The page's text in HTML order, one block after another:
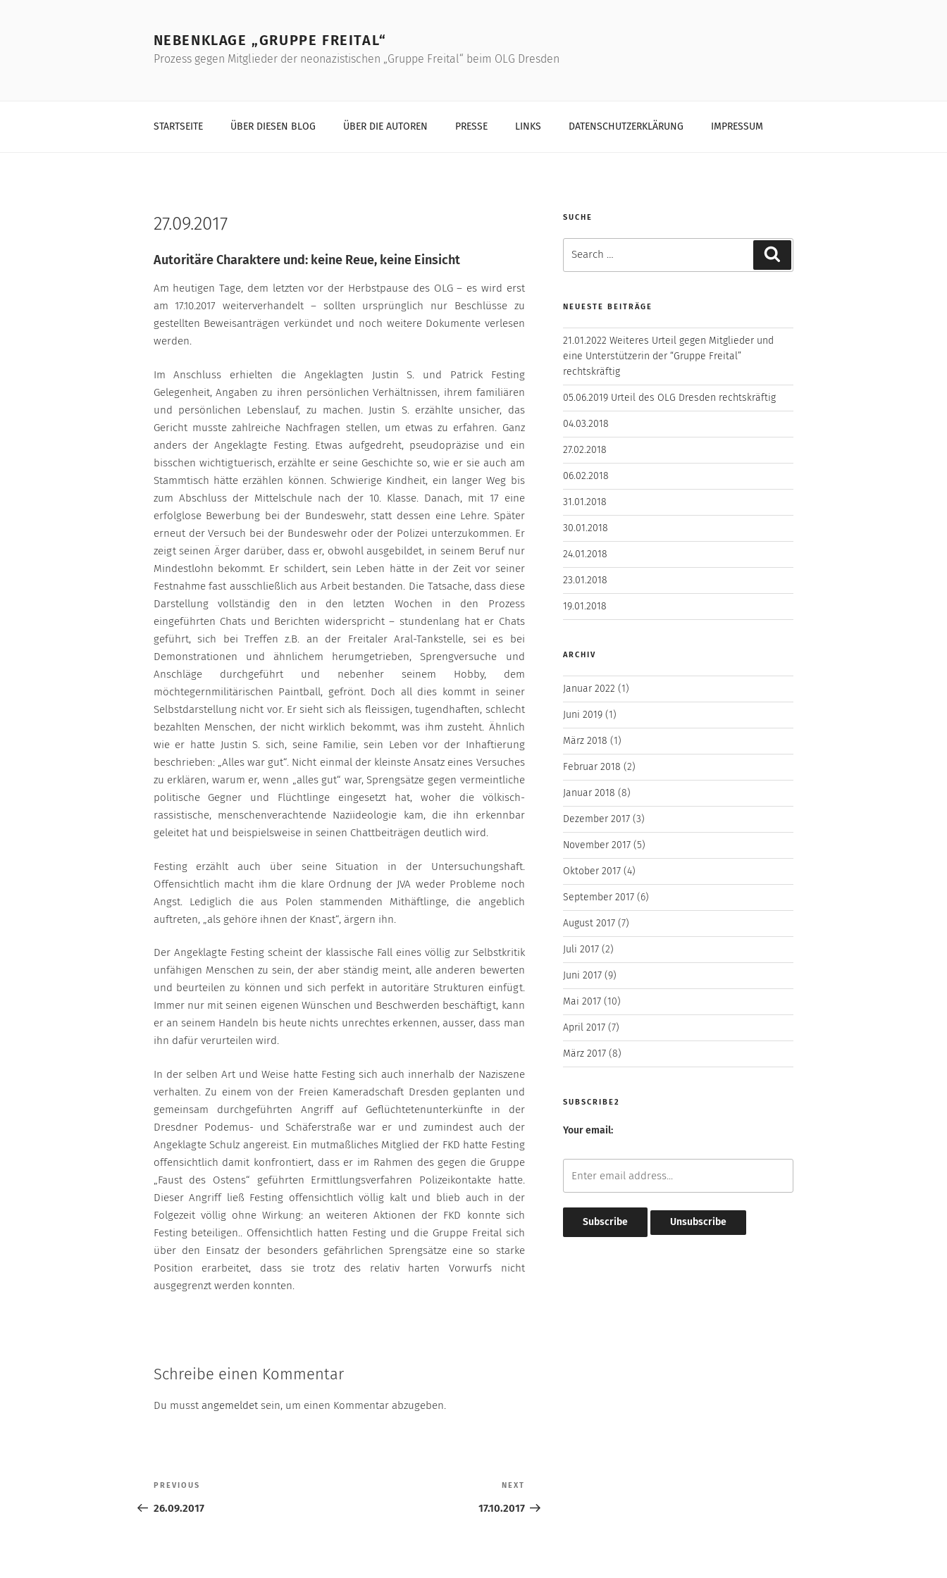
NEBENKLAGE „GRUPPE FREITAL“
Prozess gegen Mitglieder der neonazistischen „Gruppe Freital“ beim OLG Dresden
STARTSEITE ÜBER DIESEN BLOG ÜBER DIE AUTOREN PRESSE LINKS DATENSCHUTZERKLÄRUNG IMPRESSUM
27.09.2017
Autoritäre Charaktere und: keine Reue, keine Einsicht
Am heutigen Tage, dem letzten vor der Herbstpause des OLG – es wird erst
am 17.10.2017 weiterverhandelt – sollten ursprünglich nur Beschlüsse zu
gestellten Beweisanträgen verkündet und noch weitere Dokumente verlesen
werden.
Im Anschluss erhielten die Angeklagten Justin S. und Patrick Festing
Gelegenheit, Angaben zu ihren persönlichen Verhältnissen, ihrem familiären
und persönlichen Lebenslauf, zu machen. Justin S. erzählte unsicher, das
Gericht musste zahlreiche Nachfragen stellen, um etwas zu erfahren. Ganz
anders der Angeklagte Festing.
Etwas aufgedreht, pseudopräzise und ein
bisschen wichtigtuerisch, erzählte er seine Geschichte so, wie er sie auch am
Stammtisch hätte erzählen können. Schwierige Kindheit, ein langer Weg bis
zum Abschluss der Mittelschule nach der 10. Klasse. Danach, mit 17 eine
erfolglose Bewerbung bei der Bundeswehr, statt dessen eine Lehre. Später
erneut der Versuch bei der Bundeswehr oder der Polizei unterzukommen. Er
zeigt seinen Ärger darüber, dass er, obwohl ausgebildet, in seinem Beruf nur
Mindestlohn bekommt. Er schildert, sein Leben hätte in der Zeit vor seiner
Festnahme fast ausschließlich aus Arbeit bestanden. Die Tatsache, dass diese
Darstellung vollständig den in den letzten Wochen in den Prozess
eingeführten Chats und Berichten widerspricht – stundenlang hat er Chats
geführt, sich bei Treffen z.B. an der Freitaler Aral-Tankstelle, sei es bei
Demonstrationen und ähnlichem herumgetrieben, Sprengversuche und
Anschläge durchgeführt und nebenher seinem Hobby, dem
möchtegernmilitärischen Paintball, gefrönt. Doch all dies kommt in seiner
Selbstdarstellung nicht vor. Er sieht sich als fleissigen, tugendhaften, schlecht
bezahlten Menschen, der nicht wirklich bekommt, was ihm zusteht. Ähnlich
wie er hatte Justin S. sich, seine Familie, sein Leben vor der Inhaftierung
beschrieben: „Alles war gut“. Nicht einmal der kleinste Ansatz eines Versuches
zu erklären, warum er, wenn „alles gut“ war, Sprengsätze gegen vermeintliche
politische Gegner und Flüchtlinge eingesetzt hat, woher die völkisch-
rassistische, menschenverachtende Naziideologie kam, die ihn erkennbar
geleitet hat und beispielsweise in seinen Chattbeiträgen deutlich wird.
Festing erzählt auch über seine Situation in der Untersuchungshaft.
Offensichtlich macht ihm die klare Ordnung der JVA weder Probleme noch
Angst. Lediglich die aus Polen stammenden Mithäftlinge, die angeblich
auftreten, „als gehöre ihnen der Knast“, ärgern ihn.
Der Angeklagte Festing scheint der klassische Fall eines völlig zur Selbstkritik
unfähigen Menschen zu sein, der aber ständig meint, alle anderen bewerten
und beurteilen zu können und sich perfekt in autoritäre Strukturen einfügt.
Immer nur mit seinen eigenen Wünschen und Beschwerden beschäftigt, kann
er an seinem Handeln bis heute nichts unrechtes erkennen, ausser, dass man
ihn dafür verurteilen wird.
In der selben Art und Weise hatte Festing sich auch innerhalb der Naziszene
verhalten. Zu einem von der Freien Kameradschaft Dresden geplanten und
gemeinsam durchgeführten Angriff auf Geflüchtetenunterkünfte in der
Dresdner Podemus- und Schäferstraße war er und zumindest auch der
Angeklagte Schulz angereist. Ein mutmaßliches Mitglied der FKD hatte Festing
offensichtlich damit konfrontiert, dass er im Rahmen des gegen die Gruppe
„Faust des Ostens“ geführten Ermittlungsverfahren Polizeikontakte hatte.
Dieser Angriff ließ Festing offensichtlich völlig kalt und blieb auch in der
Folgezeit völlig ohne Wirkung: an weiteren Aktionen der FKD konnte sich
Festing beteiligen.. Offensichtlich hatten Festing und die Gruppe Freital sich
über den Einsatz der besonders gefährlichen Sprengsätze eine so starke
Position erarbeitet, dass sie trotz des relativ harten Vorwurfs nicht
ausgegrenzt werden konnten.
Schreibe einen Kommentar
Du musst angemeldetsein, um einen Kommentar abzugeben.
Beitragsnavigation
Previous
Post
PREVIOUS
26.09.2017
Post
NEXT
17.10.2017
SUCHE
for:
NEUESTE BEITRÄGE
21.01.2022 Weiteres Urteil gegen Mitglieder und
eine Unterstützerin der “Gruppe Freital”
rechtskräftig
05.06.2019 Urteil des OLG Dresden rechtskräftig
04.03.2018
27.02.2018
06.02.2018
31.01.2018
30.01.2018
24.01.2018
23.01.2018
19.01.2018
ARCHIV
Januar 2022 (1)
Juni 2019 (1)
März 2018 (1)
Februar 2018 (2)
Januar 2018 (8)
Dezember 2017 (3)
November 2017 (5)
Oktober 2017 (4)
September 2017 (6)
August 2017 (7)
Juli 2017 (2)
Juni 2017 (9)
Mai 2017 (10)
April 2017 (7)
März 2017 (8)
SUBSCRIBE2
Your email: